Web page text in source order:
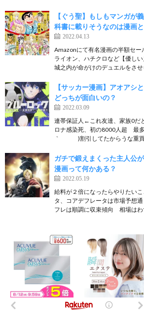
【ぐう聖】もしもマンガが
科書に載りそうなのは漫画
2022.04.13
Amazonにて有名漫画の半額セ
ライオン、ハチクロなど【優し
城之内が命がけのデュエルをさ
【サッカー漫画】アオアシ
どっちが面白いの？
2022.03.09
連帯保証人←これ友達、家族0だ
ロナ感染死、初の8000人超
｀ )割引してたからうな重
ガチで鍛えまくった主人公
漫画って何かある？
2022.05.19
給料が２倍になったらやりたい
タ、コアデフレータは市場予想
フレは順調に収束傾向 相場は